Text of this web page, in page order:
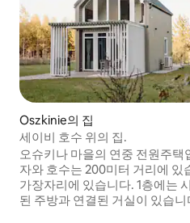
Oszkinie의 집
세이비 호수 위의 집.
오슈키나 마을의 연중 전원주택
자와 호수는 200미터 거리에 있
가장자리에 있습니다. 1층에는
된 주방과 연결된 거실이 있습니